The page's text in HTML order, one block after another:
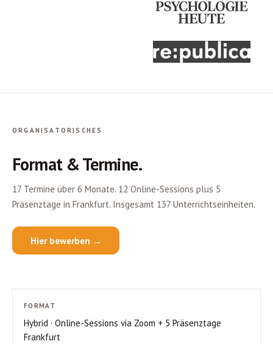
ORGANISATORISCHES
Format & Termine.
17 Termine über 6 Monate. 12 Online-Sessions plus 5
Präsenztage in Frankfurt. Insgesamt 137 Unterrichtseinheiten.
Hier bewerben →
FORMAT
Hybrid · Online-Sessions via Zoom + 5 Präsenztage
Frankfurt